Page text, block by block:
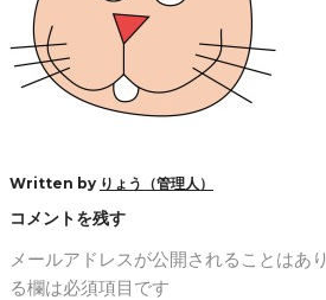
Written by りょう（管理人）
コメントを残す
メールアドレスが公開されることはあ
る欄は必須項目です